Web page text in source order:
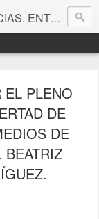
CANAL DE VÍDEOS. GALERÍA DE FOTOGRAFÍAS.
EL PLENO
DE
DE
BEATRIZ